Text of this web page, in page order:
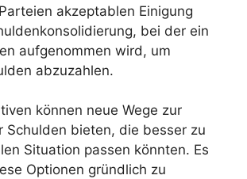
akzeptablen Einigung
bei der ein
aufgenommen wird, um
abzuzahlen.
können neue Wege zur
Schulden bieten, die besser zu
Situation passen könnten. Es
Optionen gründlich zu